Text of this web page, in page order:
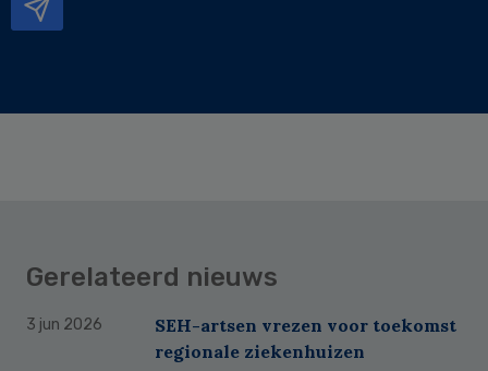
Gerelateerd nieuws
3 jun 2026
SEH-artsen vrezen voor toekomst
regionale ziekenhuizen